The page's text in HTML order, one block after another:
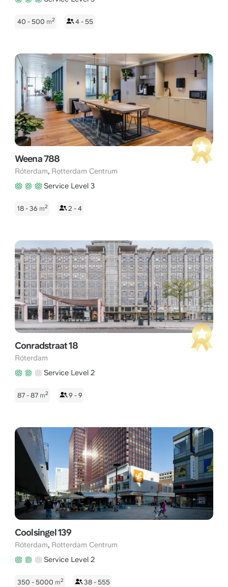
40 - 500 m2 4 - 55
Weena 788
Róterdam, Rotterdam Centrum
Service Level 3
18 - 36 m2 2 - 4
Conradstraat 18
Róterdam
Service Level 2
87 - 87 m2 9 - 9
Coolsingel 139
Róterdam, Rotterdam Centrum
Service Level 2
350 - 5000 m2 38 - 555